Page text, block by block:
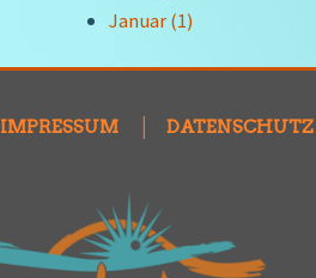
Januar (1)
IMPRESSUM DATENSCHUTZ